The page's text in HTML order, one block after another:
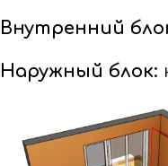
Внутренний
Наружный блок: